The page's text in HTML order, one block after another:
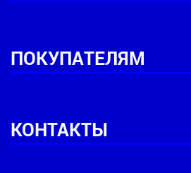
ПОКУПАТЕЛЯМ
КОНТАКТЫ